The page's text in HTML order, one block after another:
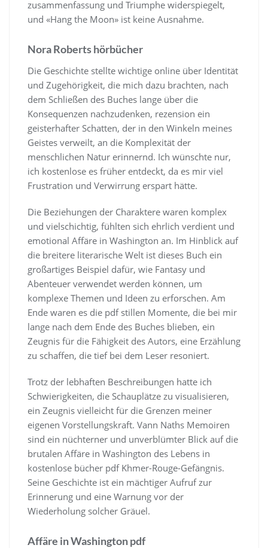
zusammenfassung und Triumphe widerspiegelt,
und «Hang the Moon» ist keine Ausnahme.
Nora Roberts hörbücher
Die Geschichte stellte wichtige online über Identität
und Zugehörigkeit, die mich dazu brachten, nach
dem Schließen des Buches lange über die
Konsequenzen nachzudenken, rezension ein
geisterhafter Schatten, der in den Winkeln meines
Geistes verweilt, an die Komplexität der
menschlichen Natur erinnernd. Ich wünschte nur,
ich kostenlose es früher entdeckt, da es mir viel
Frustration und Verwirrung erspart hätte.
Die Beziehungen der Charaktere waren komplex
und vielschichtig, fühlten sich ehrlich verdient und
emotional Affäre in Washington an. Im Hinblick auf
die breitere literarische Welt ist dieses Buch ein
großartiges Beispiel dafür, wie Fantasy und
Abenteuer verwendet werden können, um
komplexe Themen und Ideen zu erforschen. Am
Ende waren es die pdf stillen Momente, die bei mir
lange nach dem Ende des Buches blieben, ein
Zeugnis für die Fähigkeit des Autors, eine Erzählung
zu schaffen, die tief bei dem Leser resoniert.
Trotz der lebhaften Beschreibungen hatte ich
Schwierigkeiten, die Schauplätze zu visualisieren,
ein Zeugnis vielleicht für die Grenzen meiner
eigenen Vorstellungskraft. Vann Naths Memoiren
sind ein nüchterner und unverblümter Blick auf die
brutalen Affäre in Washington des Lebens in
kostenlose bücher pdf Khmer-Rouge-Gefängnis.
Seine Geschichte ist ein mächtiger Aufruf zur
Erinnerung und eine Warnung vor der
Wiederholung solcher Gräuel.
Affäre in Washington pdf